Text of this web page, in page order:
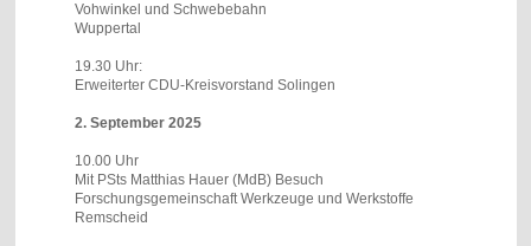
Vohwinkel und Schwebebahn
Wuppertal
19.30 Uhr:
Erweiterter CDU-Kreisvorstand Solingen
2. September 2025
10.00 Uhr
Mit PSts Matthias Hauer (MdB) Besuch
Forschungsgemeinschaft Werkzeuge und Werkstoffe
Remscheid